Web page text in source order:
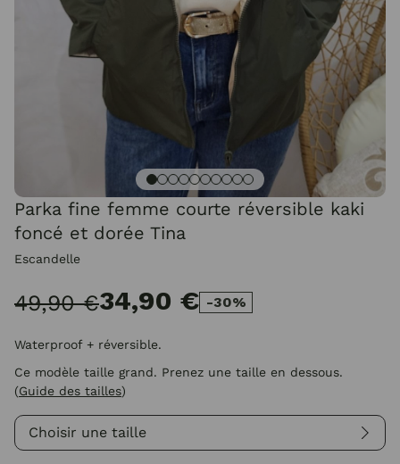
Parka fine femme courte réversible kaki
foncé et dorée Tina
Escandelle
49,90 €34,90 € -30%
Waterproof + réversible.
Ce modèle taille grand. Prenez une taille en dessous.
(Guide des tailles)
Choisir une taille